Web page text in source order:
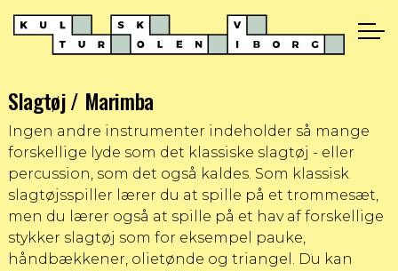
Slagtøj / Marimba
Ingen andre instrumenter indeholder så mange
forskellige lyde som det klassiske slagtøj - eller
percussion, som det også kaldes. Som klassisk
slagtøjsspiller lærer du at spille på et trommesæt,
men du lærer også at spille på et hav af forskellige
stykker slagtøj som for eksempel pauke,
håndbækkener, olietønde og triangel. Du kan